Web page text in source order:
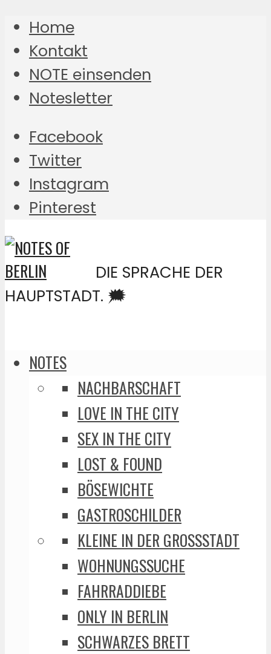
Home
Kontakt
NOTE einsenden
Notesletter
Facebook
Twitter
Instagram
Pinterest
DIE SPRACHE DER
HAUPTSTADT. 🗯️
NOTES
NACHBARSCHAFT
LOVE IN THE CITY
SEX IN THE CITY
LOST & FOUND
BÖSEWICHTE
GASTROSCHILDER
KLEINE IN DER GROSSSTADT
WOHNUNGSSUCHE
FAHRRADDIEBE
ONLY IN BERLIN
SCHWARZES BRETT